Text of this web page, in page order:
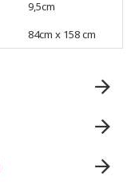
9,5cm
84cm x 158 cm